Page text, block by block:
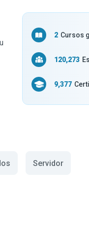
2 Cursos
120,273
9,377
Servidor